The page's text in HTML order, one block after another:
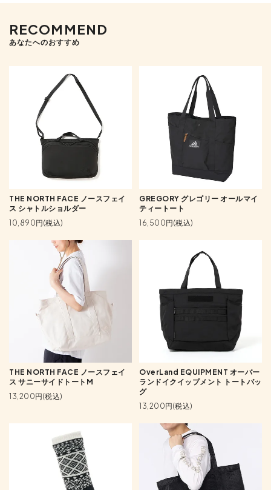
RECOMMEND
あなたへのおすすめ
THE NORTH FACE ノースフェイ
ス シャトルショルダー
10,890円(税込)
GREGORY グレゴリー オールマイ
ティートート
16,500円(税込)
THE NORTH FACE ノースフェイ
ス サニーサイドトートM
13,200円(税込)
OverLand EQUIPMENT オーバー
ランドイクイップメント トートバッ
グ
13,200円(税込)